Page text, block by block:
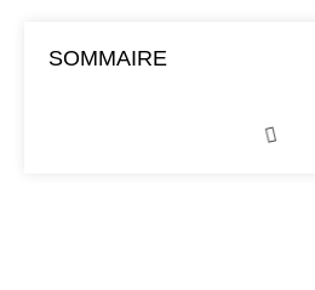
SOMMAIRE